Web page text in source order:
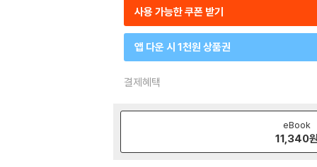
사용 가능한 쿠폰 받기
앱 다운 시 1천원 상품권
결제혜택
eBook
11,340